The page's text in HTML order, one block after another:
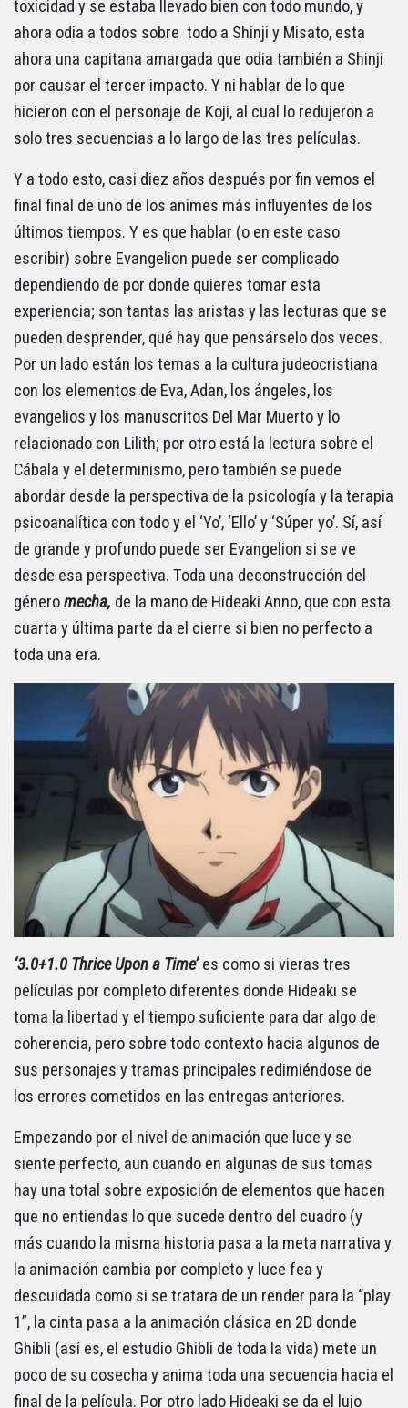
toxicidad y se estaba llevado bien con todo mundo, y
ahora odia a todos sobre todo a Shinji y Misato, esta
ahora una capitana amargada que odia también a Shinji
por causar el tercer impacto. Y ni hablar de lo que
hicieron con el personaje de Koji, al cual lo redujeron a
solo tres secuencias a lo largo de las tres películas.
Y a todo esto, casi diez años después por fin vemos el
final final de uno de los animes más influyentes de los
últimos tiempos. Y es que hablar (o en este caso
escribir) sobre Evangelion puede ser complicado
dependiendo de por donde quieres tomar esta
experiencia; son tantas las aristas y las lecturas que se
pueden desprender, qué hay que pensárselo dos veces.
Por un lado están los temas a la cultura judeocristiana
con los elementos de Eva, Adan, los ángeles, los
evangelios y los manuscritos Del Mar Muerto y lo
relacionado con Lilith; por otro está la lectura sobre el
Cábala y el determinismo, pero también se puede
abordar desde la perspectiva de la psicología y la terapia
psicoanalítica con todo y el ‘Yo’, ‘Ello’ y ‘Súper yo’. Sí, así
de grande y profundo puede ser Evangelion si se ve
desde esa perspectiva. Toda una deconstrucción del
géneromecha, de la mano de Hideaki Anno, que con esta
cuarta y última parte da el cierre si bien no perfecto a
toda una era.
‘3.0+1.0 Thrice Upon a Time’es como si vieras tres
películas por completo diferentes donde Hideaki se
toma la libertad y el tiempo suficiente para dar algo de
coherencia, pero sobre todo contexto hacia algunos de
sus personajes y tramas principales redimiéndose de
los errores cometidos en las entregas anteriores.
Empezando por el nivel de animación que luce y se
siente perfecto, aun cuando en algunas de sus tomas
hay una total sobre exposición de elementos que hacen
que no entiendas lo que sucede dentro del cuadro (y
más cuando la misma historia pasa a la meta narrativa y
la animación cambia por completo y luce fea y
descuidada como si se tratara de un render para la “play
1”, la cinta pasa a la animación clásica en 2D donde
Ghibli (así es, el estudio Ghibli de toda la vida) mete un
poco de su cosecha y anima toda una secuencia hacia el
final de la película. Por otro lado Hideaki se da el lujo